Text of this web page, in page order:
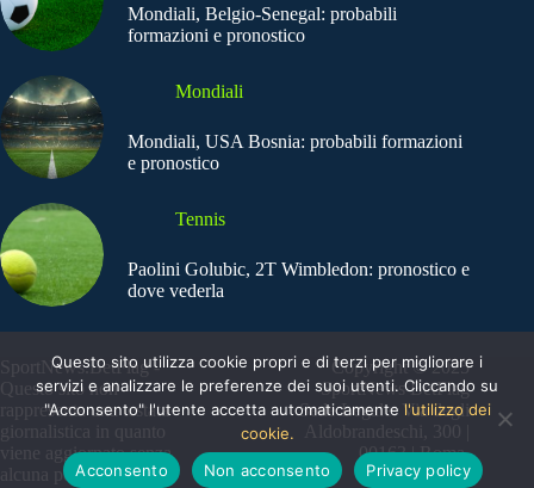
Mondiali, Belgio-Senegal: probabili
formazioni e pronostico
Mondiali
Mondiali, USA Bosnia: probabili formazioni
e pronostico
Tennis
Paolini Golubic, 2T Wimbledon: pronostico e
dove vederla
SportNews.BetFlag -
Questo sito non
rappresenta una testata
giornalistica in quanto
viene aggiornato senza
alcuna periodicità
Copyright © 2025
SportNews BetFlag
Sede Legale: Via degli
Aldobrandeschi, 300 |
00163 | Roma
Questo sito utilizza cookie propri e di terzi per migliorare i
servizi e analizzare le preferenze dei suoi utenti. Cliccando su
"Acconsento" l'utente accetta automaticamente l'utilizzo dei
cookie.
Acconsento
Non acconsento Privacy policy